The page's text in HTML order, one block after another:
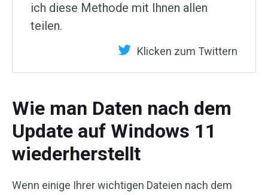
ich diese Methode mit Ihnen allen
teilen.
Klicken zum Twittern
Wie man Daten nach dem
Update auf Windows 11
wiederherstellt
Wenn einige Ihrer wichtigen Dateien nach dem